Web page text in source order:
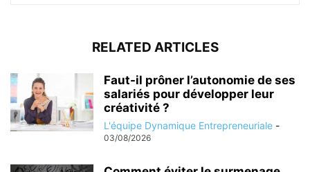
RELATED ARTICLES
Faut-il prôner l’autonomie de ses
salariés pour développer leur
créativité ?
L'équipe Dynamique Entrepreneuriale -
03/08/2026